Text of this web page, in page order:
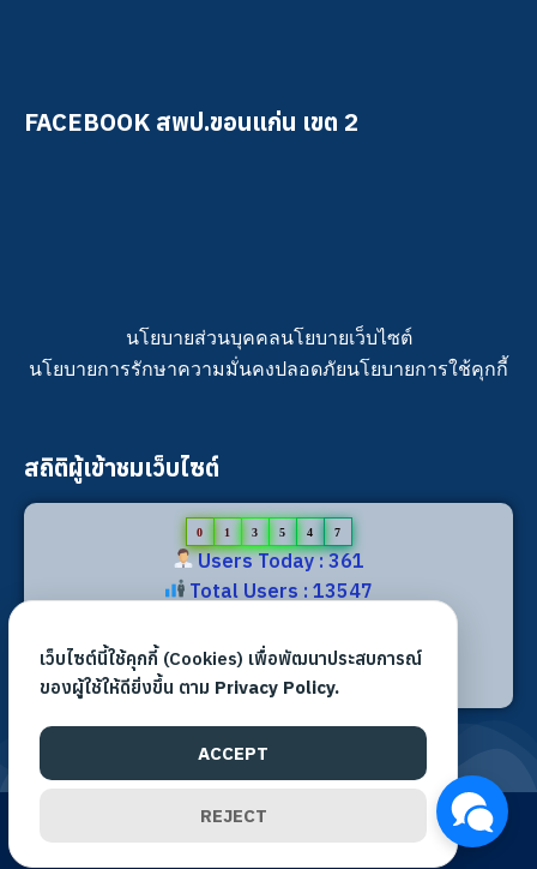
FACEBOOK สพป.ขอนแก่น เขต 2
นโยบายส่วนบุคคลนโยบายเว็บไซต์
นโยบายการรักษาความมั่นคงปลอดภัยนโยบายการใช้คุกกี้
สถิติผู้เข้าชมเว็บไซต์
0 1 3 5 4 7
Users Today : 361
Total Users : 13547
Total views : 31499
Who's Online : 1
©2026 All rights reserved. | สำนักงานเขตพื้นที่การศึกษา
เว็บไซต์นี้ใช้คุกกี้ (Cookies) เพื่อพัฒนาประสบการณ์
ของผู้ใช้ให้ดียิ่งขึ้น ตาม Privacy Policy.
ACCEPT
REJECT